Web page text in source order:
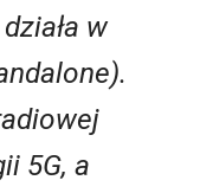
w
5G, a